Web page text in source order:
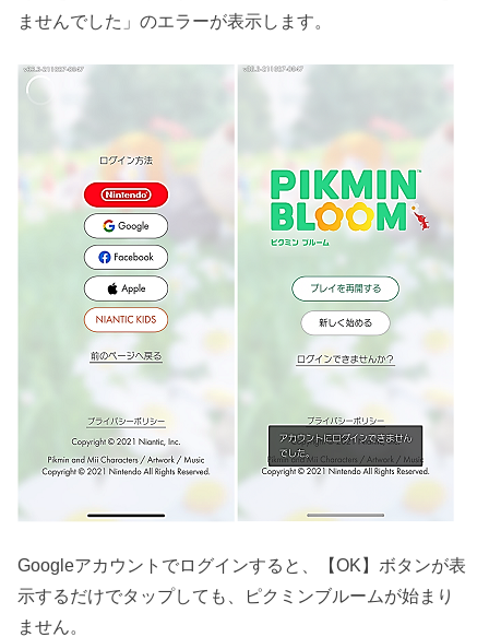
ませんでした」のエラーが表示します。
Googleアカウントでログインすると、【OK】ボタンが表
示するだけでタップしても、ピクミンブルームが始まり
ません。